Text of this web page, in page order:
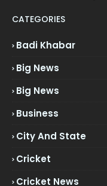
CATEGORIES
Badi Khabar
Big News
Big News
Business
City And State
Cricket
Cricket News